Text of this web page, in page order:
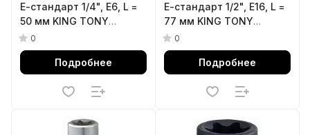
Е-стандарт 1/4", E6, L =
50 мм KING TONY
227506M
0
Подробнее
Е-стандарт 1/2", E16, L =
77 мм KING TONY
427516M
0
Подробнее